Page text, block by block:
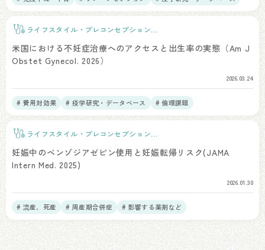
ライフスタイル・プレコンセプションケ
米国における不妊症治療へのアクセスと出生率の実態（Am J
Obstet Gynecol. 2026）
2026.03.24
# 費用対効果 # 疫学研究・データベース # 倫理課題
ライフスタイル・プレコンセプションケ
妊娠中のベンゾジアゼピン使用と妊娠転帰リスク(JAMA
Intern Med. 2025)
2026.01.30
# 流産、死産 # 周産期合併症 # 影響する薬剤など